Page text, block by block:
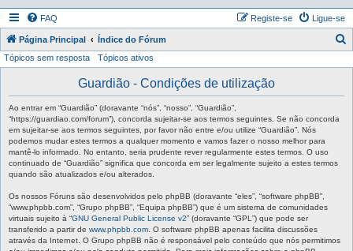
FAQ Ligue-se
Registe-se
Página Principal Índice do Fórum
Tópicos sem resposta Tópicos ativos
Guardião - Condições de utilização
Ao entrar em “Guardião” (doravante “nós”, “nosso”, “Guardião”,
“https://guardiao.com/forum”), concorda sujeitar-se aos termos seguintes. Se não concorda
em sujeitar-se aos termos seguintes, por favor não entre e/ou utilize “Guardião”. Nós
podemos mudar estes termos a qualquer momento e vamos fazer o nosso melhor para
mantê-lo informado. No entanto, seria prudente rever regularmente estes termos. O uso
continuado de “Guardião” significa que concorda em ser legalmente sujeito a estes termos
quando são atualizados e/ou alterados.
Os nossos Fóruns são desenvolvidos pelo phpBB (doravante “eles”, “software phpBB”,
“www.phpbb.com”, “Grupo phpBB”, “Equipa phpBB”) que é um sistema de comunidades
virtuais sujeito à “GNU General Public License v2” (doravante “GPL”) que pode ser
transferido a partir de www.phpbb.com . O software phpBB apenas facilita discussões
através da Internet. O Grupo phpBB não é responsável pelo conteúdo que nós permitimos